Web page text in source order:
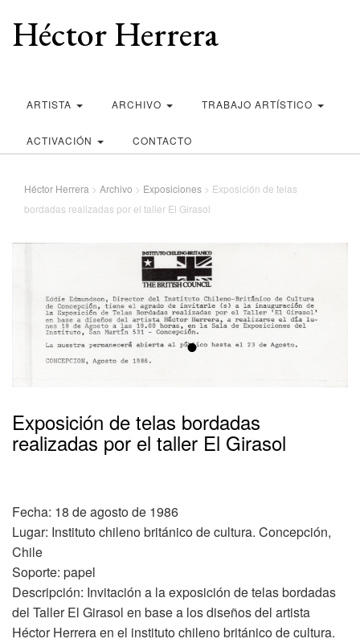
Héctor Herrera
ARTISTA ARCHIVO TRABAJO ARTÍSTICO
ACTIVACIÓN CONTACTO
Héctor Herrera > Archivo > Exposiciones > Exposición de telas
bordadas realizadas por el taller El Girasol
•
Exposición de telas bordadas
realizadas por el taller El Girasol
Fecha: 18 de agosto de 1986
Lugar: Instituto chileno británico de cultura. Concepción,
Chile
Soporte: papel
Descripción: Invitación a la exposición de telas bordadas
del Taller El Girasol en base a los diseños del artista
Héctor Herrera en el instituto chileno británico de cultura.